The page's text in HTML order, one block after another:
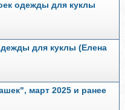
одежды для куклы
для куклы (Елена
март 2025 и ранее